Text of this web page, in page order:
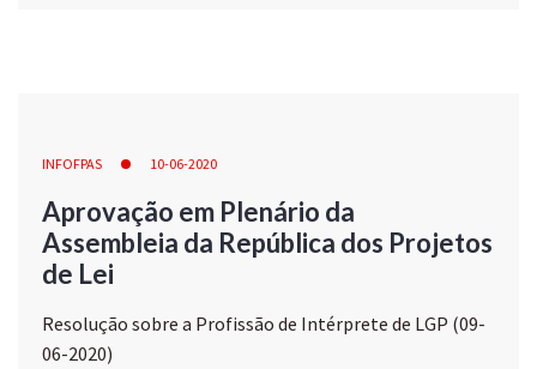
INFOFPAS 10-06-2020
Aprovação em Plenário da
Assembleia da República dos Projetos
de Lei
Resolução sobre a Profissão de Intérprete de LGP (09-
06-2020)